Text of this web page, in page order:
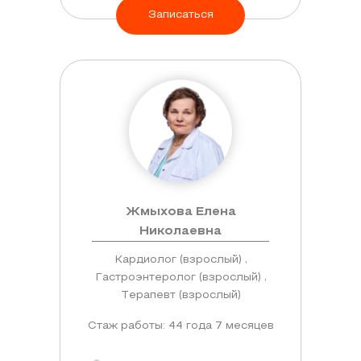
Записаться
Жмыхова Елена
Николаевна
Кардиолог (взрослый) ,
Гастроэнтеролог (взрослый) ,
Терапевт (взрослый)
Стаж работы: 44 года 7 месяцев